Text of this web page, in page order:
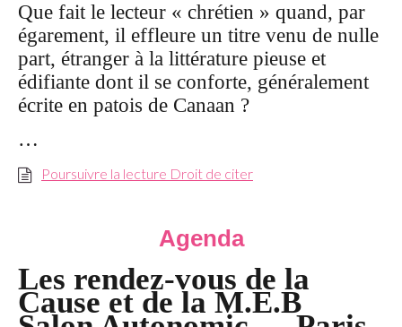
Que fait le lecteur « chrétien » quand, par
égarement, il effleure un titre venu de nulle
part, étranger à la littérature pieuse et
édifiante dont il se conforte, généralement
écrite en patois de Canaan ?
…
Poursuivre la lecture Droit de citer
Agenda
Les rendez-vous de la
Cause et de la M.E.B